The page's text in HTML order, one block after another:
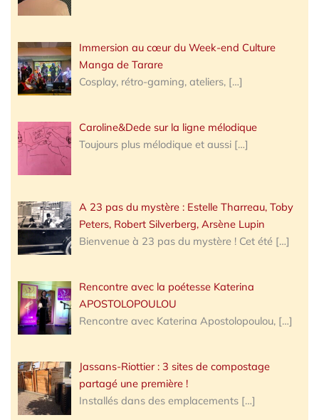
Immersion au cœur du Week-end Culture
Manga de Tarare
Cosplay, rétro-gaming, ateliers, […]
Caroline&Dede sur la ligne mélodique
Toujours plus mélodique et aussi […]
A 23 pas du mystère : Estelle Tharreau, Toby
Peters, Robert Silverberg, Arsène Lupin
Bienvenue à 23 pas du mystère ! Cet été […]
Rencontre avec la poétesse Katerina
APOSTOLOPOULOU
Rencontre avec Katerina Apostolopoulou, […]
Jassans-Riottier : 3 sites de compostage
partagé une première !
Installés dans des emplacements […]